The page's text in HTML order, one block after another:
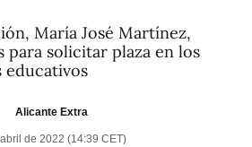
María José Martínez,
para solicitar plaza en los
educativos
Alicante Extra
de 2022 (14:39 CET)